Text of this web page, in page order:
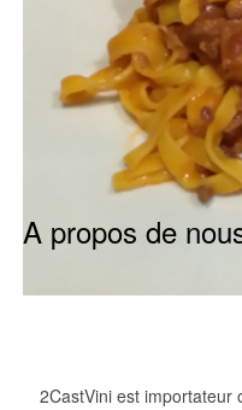
A propos de
2CastVini est importateur